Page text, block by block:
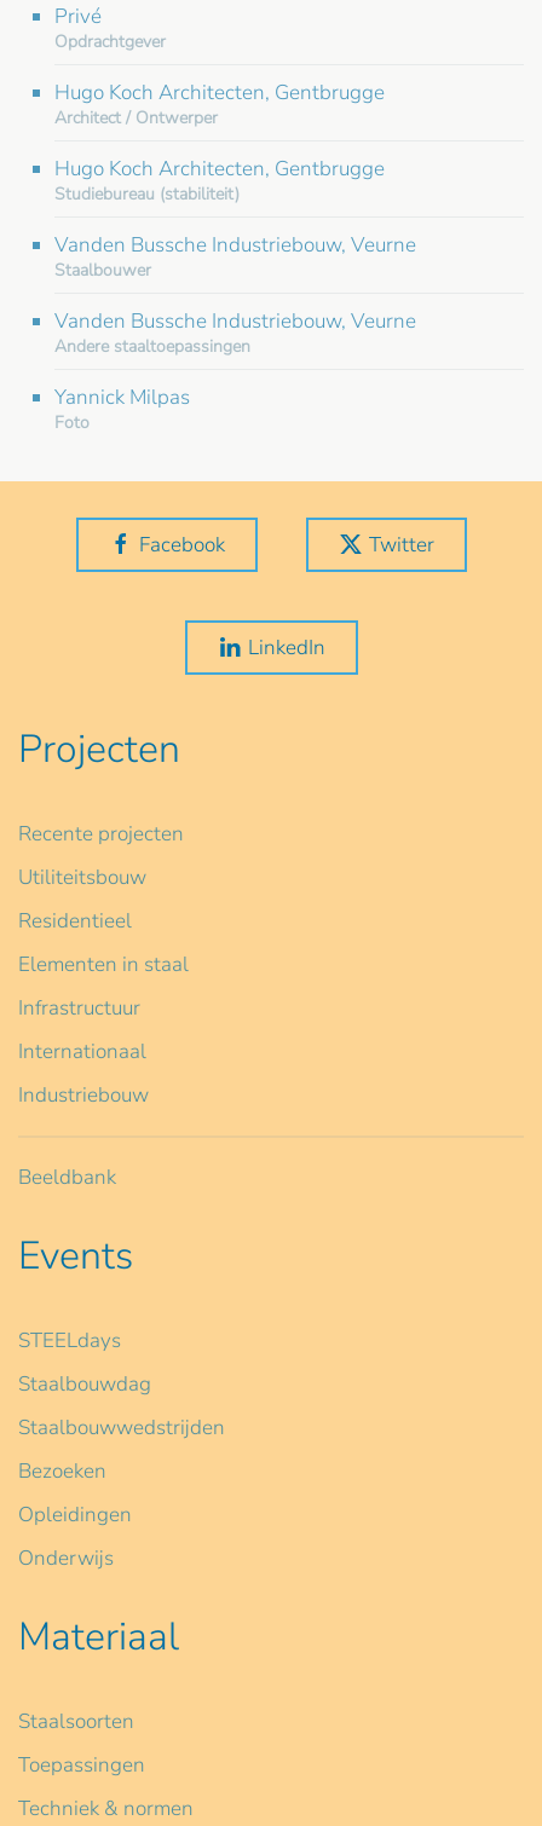
Privé
Opdrachtgever
Hugo Koch Architecten, Gentbrugge
Architect / Ontwerper
Hugo Koch Architecten, Gentbrugge
Studiebureau (stabiliteit)
Vanden Bussche Industriebouw, Veurne
Staalbouwer
Vanden Bussche Industriebouw, Veurne
Andere staaltoepassingen
Yannick Milpas
Foto
Facebook Twitter
LinkedIn
Projecten
Recente projecten
Utiliteitsbouw
Residentieel
Elementen in staal
Infrastructuur
Internationaal
Industriebouw
Beeldbank
Events
STEELdays
Staalbouwdag
Staalbouwwedstrijden
Bezoeken
Opleidingen
Onderwijs
Materiaal
Staalsoorten
Toepassingen
Techniek & normen